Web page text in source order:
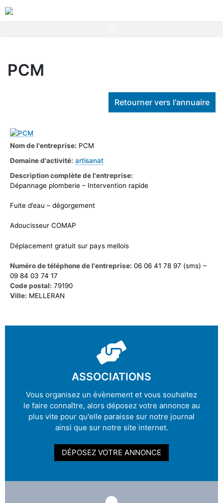
PCM
Retourner vers l'annuaire
Nom de l'entreprise: PCM
Domaine d'activité: artisanat
Description complète de l'entreprise:
Dépannage plomberie – Intervention rapide
Fuite d’eau – dégorgement
Adoucisseur COMAP
Déplacement gratuit sur pays mellois
Numéro de téléphone de l'entreprise: 06 06 41 78 97 (sms) –
09 84 03 74 17
Code postal: 79190
Ville: MELLERAN
ASSOCIATIONS
Vous organisez un évènement et vous souhaitez
le faire connaître, alors déposez votre annonce au
plus vite pour qu'elle paraisse sur notre journal
ainsi que sur notre site internet.
DÉPOSEZ VOTRE ANNONCE